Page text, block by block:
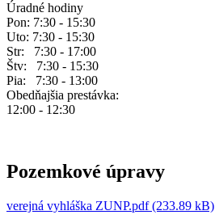
Úradné hodiny
Pon: 7:30 - 15:30
Uto: 7:30 - 15:30
Str: 7:30 - 17:00
Štv: 7:30 - 15:30
Pia: 7:30 - 13:00
Obedňajšia prestávka:
12:00 - 12:30
Pozemkové úpravy
verejná vyhláška ZUNP.pdf (233.89 kB)